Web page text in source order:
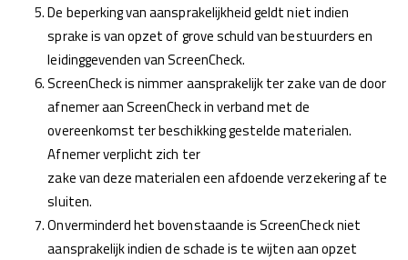
De beperking van aansprakelijkheid geldt niet indien
sprake is van opzet of grove schuld van bestuurders en
leidinggevenden van ScreenCheck.
ScreenCheck is nimmer aansprakelijk ter zake van de door
afnemer aan ScreenCheck in verband met de
overeenkomst ter beschikking gestelde materialen.
Afnemer verplicht zich ter
zake van deze materialen een afdoende verzekering af te
sluiten.
Onverminderd het bovenstaande is ScreenCheck niet
aansprakelijk indien de schade is te wijten aan opzet